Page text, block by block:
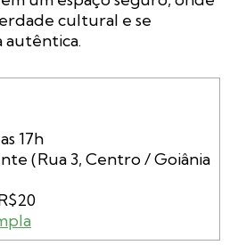
cultural e se
autêntica.
(Rua 3, Centro / Goiânia